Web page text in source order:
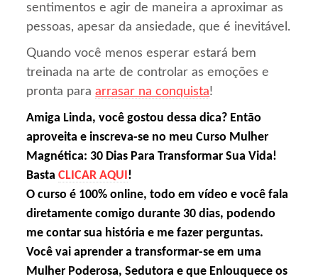
sentimentos e agir de maneira a aproximar as
pessoas, apesar da ansiedade, que é inevitável.
Quando você menos esperar estará bem
treinada na arte de controlar as emoções e
pronta paraarrasar na conquista!
Amiga Linda, você gostou dessa dica? Então
aproveita e inscreva-se no meu Curso Mulher
Magnética: 30 Dias Para Transformar Sua Vida!
BastaCLICAR AQUI !
O curso é 100% online, todo em vídeo e você fala
diretamente comigo durante 30 dias, podendo
me contar sua história e me fazer perguntas.
Você vai aprender a transformar-se em uma
Mulher Poderosa, Sedutora e que Enlouquece os